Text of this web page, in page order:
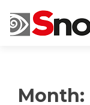
Month: